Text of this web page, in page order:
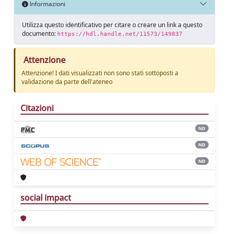
Informazioni
Utilizza questo identificativo per citare o creare un link a questo
documento: https://hdl.handle.net/11573/149837
Attenzione
Attenzione! I dati visualizzati non sono stati sottoposti a
validazione da parte dell'ateneo
Citazioni
ND
ND
ND
social impact